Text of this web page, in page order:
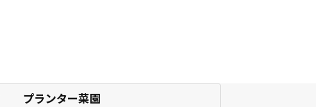
プランター菜園